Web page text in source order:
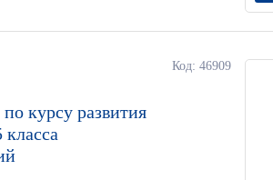
Код: 46909
курсу развития
класса